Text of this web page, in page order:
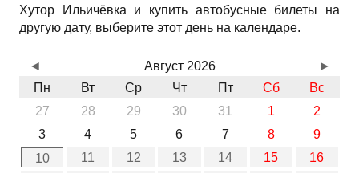
Хутор Ильичёвка и купить автобусные билеты на
другую дату, выберите этот день на календаре.
Август 2026
Пн
Вт Ср Чт Пт Сб
Вс
27
28 29 30 31 1
2
3
4 5 6 7 8
9
10
11 12 13 14 15
16
◄ ►